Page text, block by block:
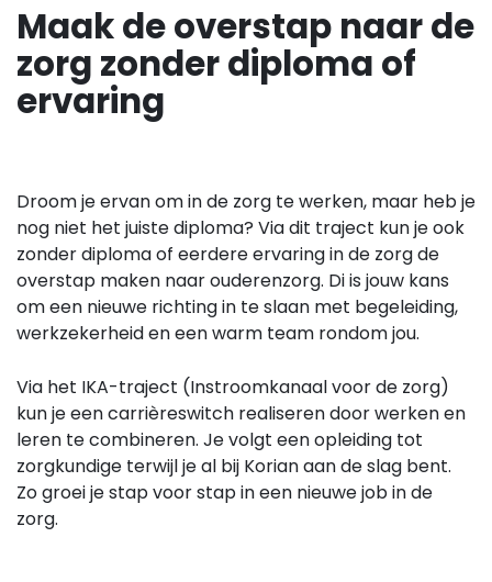
Maak de overstap naar de
zorg zonder diploma of
ervaring
Droom je ervan om in de zorg te werken, maar heb je
nog niet het juiste diploma? Via dit traject kun je ook
zonder diploma of eerdere ervaring in de zorg de
overstap maken naar ouderenzorg. Di is jouw kans
om een nieuwe richting in te slaan met begeleiding,
werkzekerheid en een warm team rondom jou.
Via het IKA-traject (Instroomkanaal voor de zorg)
kun je een carrièreswitch realiseren door werken en
leren te combineren. Je volgt een opleiding tot
zorgkundige terwijl je al bij Korian aan de slag bent.
Zo groei je stap voor stap in een nieuwe job in de
zorg.